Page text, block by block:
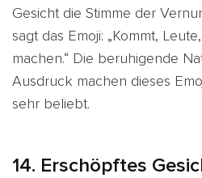
Gesicht die Stimme der
sagt das Emoji: „Kommt,
machen.“ Die beruhigende
Ausdruck machen dieses
sehr beliebt.
14. Erschöpftes